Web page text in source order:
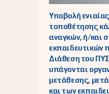
Υποβολή
τοποθέτησης
αναγκών, ή/και
εκπαιδευτικών
Διάθεση του
υπάγονται
μετάθεσης,
και των